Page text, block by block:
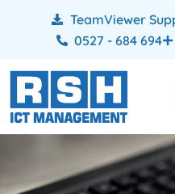
TeamViewer
0527 - 684 694